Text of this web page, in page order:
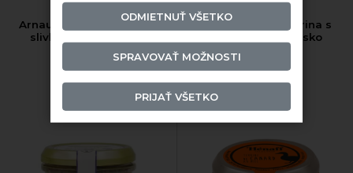
Arnaud Králičia terina so
slivkami, Francúzsko
Hénaff Kačacia terina s
medom, Francúzsko
ODMIETNUŤ VŠETKO
SPRAVOVAŤ MOŽNOSTI
PRIJAŤ VŠETKO